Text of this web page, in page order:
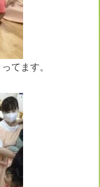
てます。